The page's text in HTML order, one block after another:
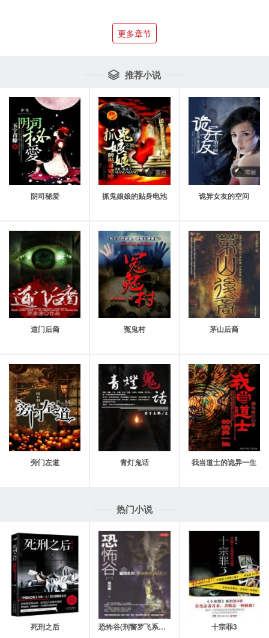
16、奶奶出门
17、嫌隙
18、另一些秘密
19、新的灾祸
20、有些事不能探究
22、八字命格
23、再次勾魂
24、诡异的地方
25、烧了半截的香
26、死局
28、赵老太的秘密
29、挖坟
30、孤坟
31、双鬼叫魂
32、背棺
36、苏醒之后
37、短暂的平静
38、又开始
39、蛊惑
40、想到了关键的地方
更多章节
 推荐小说
阴司秘爱 抓鬼娘娘的贴身电池 诡异女友的空间
道门后裔 冤鬼村 茅山后裔
旁门左道 青灯鬼话 我当道士的诡异一生
热门小说
死刑之后 恐怖谷(刑警罗飞系列之3) 十宗罪3